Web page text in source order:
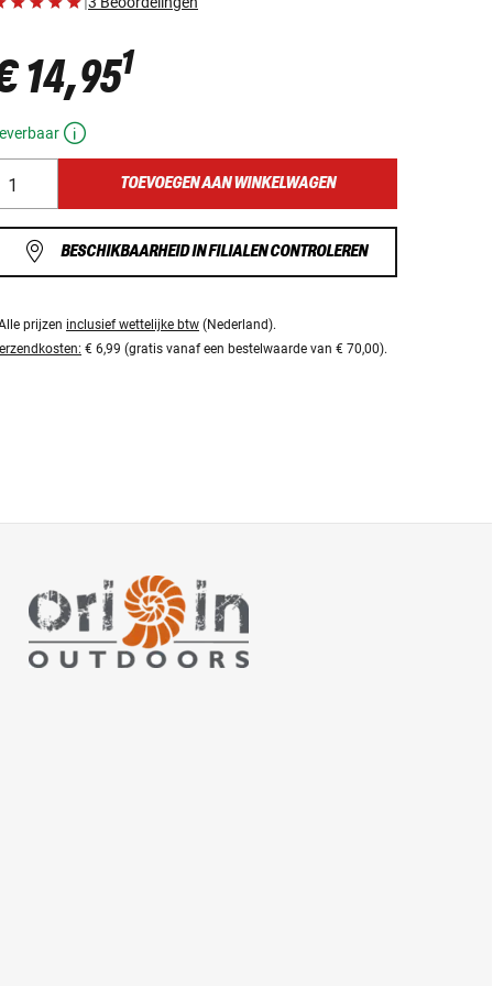
14,951
TOEVOEGEN AAN WINKELWAGEN
BESCHIKBAARHEID IN FILIALEN CONTROLEREN
prijzen inclusief wettelijke btw (Nederland).
€ 6,99 (gratis vanaf een bestelwaarde van € 70,00).